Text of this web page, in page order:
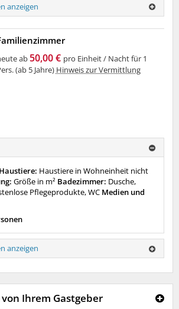
anzeigen
ab50,00 € pro Einheit / Nacht für 1
(ab 5 Jahre) Hinweis zur Vermittlung
Haustiere in Wohneinheit nicht
Größe in m² Badezimmer: Dusche,
Pflegeprodukte, WC Medien und
anzeigen
Ihrem Gastgeber